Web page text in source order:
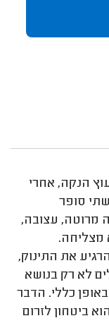
הנקה, אחרי
סופר
מרוטה, עצובה,
מצליחה.
את התינוק,
לא רק בנושא
כללי. הדבר
ביטחון לזרום